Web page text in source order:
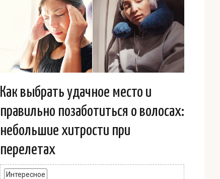
Как выбрать удачное место и
правильно позаботиться о волосах:
небольшие хитрости при
перелетах
Интересное